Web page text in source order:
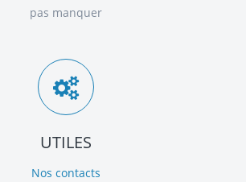
pas manquer
UTILES
Nos contacts